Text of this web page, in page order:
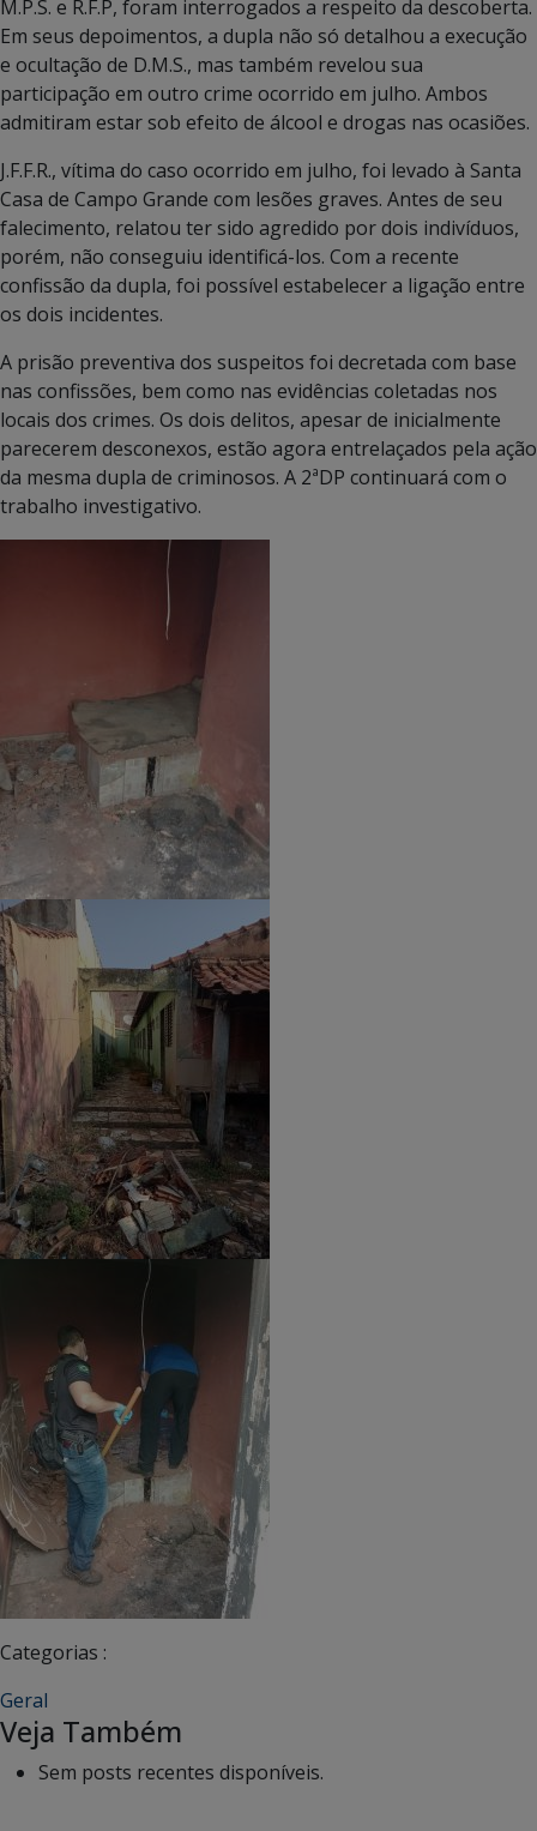
M.P.S. e R.F.P, foram interrogados a respeito da descoberta.
Em seus depoimentos, a dupla não só detalhou a execução
e ocultação de D.M.S., mas também revelou sua
participação em outro crime ocorrido em julho. Ambos
admitiram estar sob efeito de álcool e drogas nas ocasiões.
J.F.F.R., vítima do caso ocorrido em julho, foi levado à Santa
Casa de Campo Grande com lesões graves. Antes de seu
falecimento, relatou ter sido agredido por dois indivíduos,
porém, não conseguiu identificá-los. Com a recente
confissão da dupla, foi possível estabelecer a ligação entre
os dois incidentes.
A prisão preventiva dos suspeitos foi decretada com base
nas confissões, bem como nas evidências coletadas nos
locais dos crimes. Os dois delitos, apesar de inicialmente
parecerem desconexos, estão agora entrelaçados pela ação
da mesma dupla de criminosos. A 2ªDP continuará com o
trabalho investigativo.
Categorias :
Geral
Veja Também
Sem posts recentes disponíveis.